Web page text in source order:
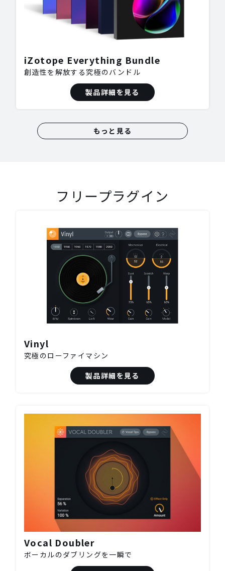
iZotope Everything Bundle
創造性を解放する究極のバンドル
製品詳細を見る
もっと見る
フリープラグイン
Vinyl
究極のローファイマシン
製品詳細を見る
Vocal Doubler
ボーカルのダブリングを一瞬で